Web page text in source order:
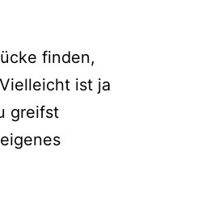
finden,
ist ja
greifst